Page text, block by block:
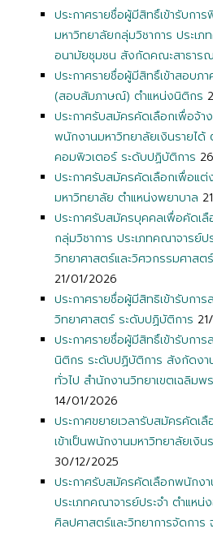
ประกาศรายชื่อผู้มีสิทธิ์เข้ารับกา
มหาวิทยาลัยกลุ่มวิชาการ ประเภ
อนามัยชุมชน สังกัดคณะสาธาร
ประกาศรายชื่อผู้มีสิทธิ์เข้าสอบภ
(สอบสัมภาษณ์) ตำแหน่งนิติกร
ประกาศรับสมัครคัดเลือกเพื่อจ้า
พนักงานมหาวิทยาลัยเงินรายได้
คอมพิวเตอร์ ระดับปฏิบัติการ
ประกาศรับสมัครคัดเลือกเพื่อแ
มหาวิทยาลัย ตำแหน่งพยาบาล
ประกาศรับสมัครบุคคลเพื่อคัดเ
กลุ่มวิชาการ ประเภทคณาจารย์
วิทยาศาสตร์และวิศวกรรมศาสต
21/01/2026
ประกาศรายชื่อผู้มีสิทธิเข้ารับกา
วิทยาศาสตร์ ระดับปฏิบัติการ
ประกาศรายชื่อผู้มีสิทธิ์เข้ารับกา
นิติกร ระดับปฏิบัติการ สังกัดงา
ทั่วไป สำนักงานวิทยาเขตเฉลิม
14/01/2026
ประกาศขยายเวลารับสมัครคัดเ
เข้าเป็นพนักงานมหาวิทยาลัยเงิ
30/12/2025
ประกาศรับสมัครคัดเลือกพนักง
ประเภทคณาจารย์ประจำ ตำแห
ศิลปศาสตร์และวิทยาการจัดการ